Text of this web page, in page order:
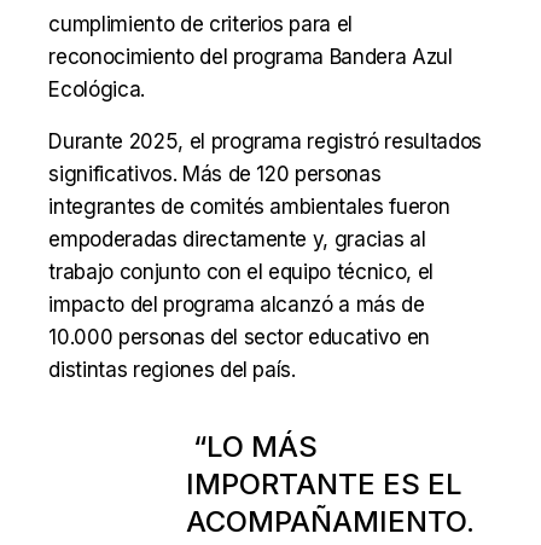
cumplimiento de criterios para el
reconocimiento del programa Bandera Azul
Ecológica.
Durante 2025, el programa registró resultados
significativos. Más de 120 personas
integrantes de comités ambientales fueron
empoderadas directamente y, gracias al
trabajo conjunto con el equipo técnico, el
impacto del programa alcanzó a más de
10.000 personas del sector educativo en
distintas regiones del país.
“LO MÁS
IMPORTANTE ES EL
ACOMPAÑAMIENTO.